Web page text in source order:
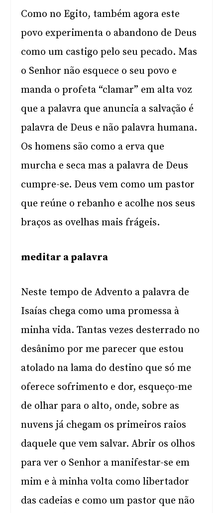
Como no Egito, também agora este
povo experimenta o abandono de Deus
como um castigo pelo seu pecado. Mas
o Senhor não esquece o seu povo e
manda o profeta “clamar” em alta voz
que a palavra que anuncia a salvação é
palavra de Deus e não palavra humana.
Os homens são como a erva que
murcha e seca mas a palavra de Deus
cumpre-se. Deus vem como um pastor
que reúne o rebanho e acolhe nos seus
braços as ovelhas mais frágeis.
meditar a palavra
Neste tempo de Advento a palavra de
Isaías chega como uma promessa à
minha vida. Tantas vezes desterrado no
desânimo por me parecer que estou
atolado na lama do destino que só me
oferece sofrimento e dor, esqueço-me
de olhar para o alto, onde, sobre as
nuvens já chegam os primeiros raios
daquele que vem salvar. Abrir os olhos
para ver o Senhor a manifestar-se em
mim e à minha volta como libertador
das cadeias e como um pastor que não